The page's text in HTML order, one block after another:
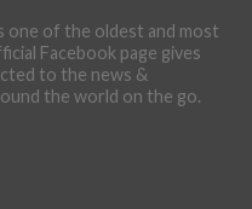
one of the oldest and most
Facebook page gives
to the news &
the world on the go.